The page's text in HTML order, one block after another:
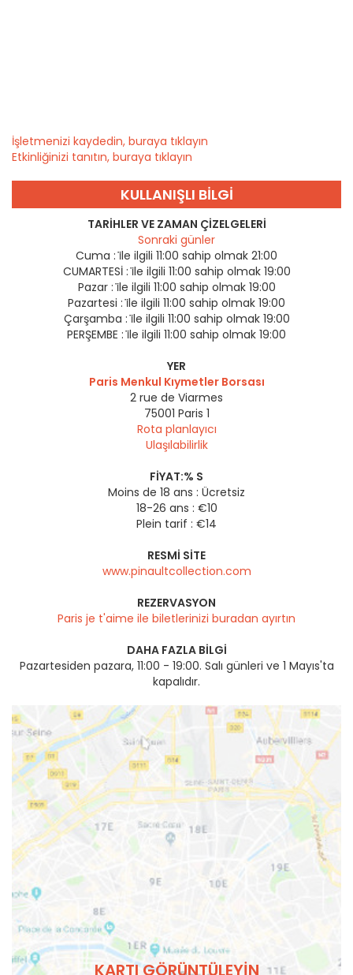
İşletmenizi kaydedin, buraya tıklayın
Etkinliğinizi tanıtın, buraya tıklayın
KULLANIŞLI BILGI
TARIHLER VE ZAMAN ÇIZELGELERI
Sonraki günler
Cuma : i̇le ilgili 11:00 sahip olmak 21:00
CUMARTESİ : i̇le ilgili 11:00 sahip olmak 19:00
Pazar : i̇le ilgili 11:00 sahip olmak 19:00
Pazartesi : i̇le ilgili 11:00 sahip olmak 19:00
Çarşamba : i̇le ilgili 11:00 sahip olmak 19:00
PERŞEMBE : i̇le ilgili 11:00 sahip olmak 19:00
YER
Paris Menkul Kıymetler Borsası
2 rue de Viarmes
75001 Paris 1
Rota planlayıcı
Ulaşılabilirlik
FIYAT:% S
Moins de 18 ans : Ücretsiz
18-26 ans : €10
Plein tarif : €14
RESMI SITE
www.pinaultcollection.com
REZERVASYON
Paris je t'aime ile biletlerinizi buradan ayırtın
DAHA FAZLA BILGI
Pazartesiden pazara, 11:00 - 19:00. Salı günleri ve 1 Mayıs'ta
kapalıdır.
KARTI GÖRÜNTÜLEYIN